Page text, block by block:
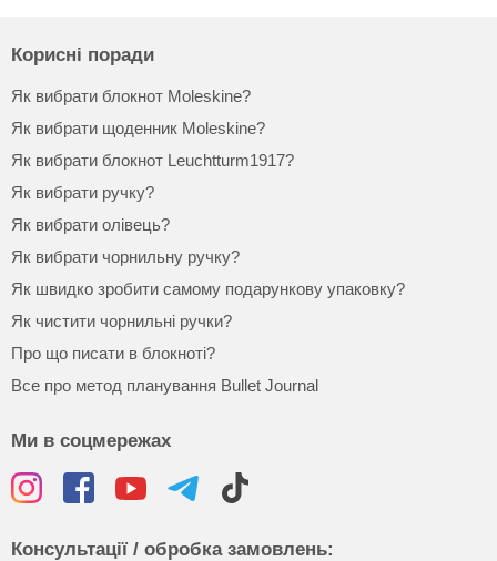
Корисні поради
Як вибрати блокнот Moleskine?
Як вибрати щоденник Moleskine?
Як вибрати блокнот Leuchtturm1917?
Як вибрати ручку?
Як вибрати олівець?
Як вибрати чорнильну ручку?
Як швидко зробити самому подарункову упаковку?
Як чистити чорнильні ручки?
Про що писати в блокноті?
Все про метод планування Bullet Journal
Ми в соцмережах
Консультації / обробка замовлень: